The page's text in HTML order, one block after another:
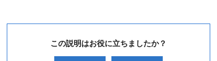
この説明はお役に立ちましたか？